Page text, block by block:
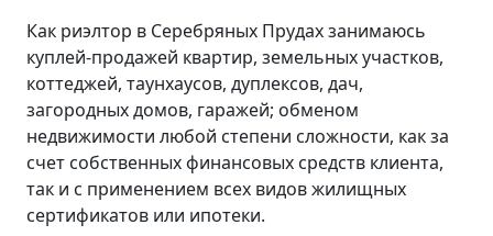
Как риэлтор в Серебряных Прудах занимаюсь
куплей-продажей квартир, земельных участков,
коттеджей, таунхаусов, дуплексов, дач,
загородных домов, гаражей; обменом
недвижимости любой степени сложности, как за
счет собственных финансовых средств клиента,
так и с применением всех видов жилищных
сертификатов или ипотеки.